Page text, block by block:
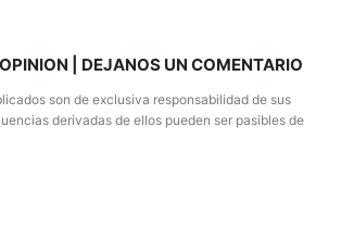
| DEJANOS UN COMENTARIO
son de exclusiva responsabilidad de sus
derivadas de ellos pueden ser pasibles de